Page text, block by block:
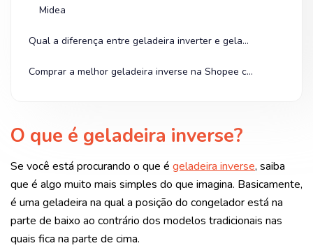
Midea
Qual a diferença entre geladeira inverter e geladeira inverse?
Comprar a melhor geladeira inverse na Shopee compensa mais
O que é geladeira inverse?
Se você está procurando o que é geladeira inverse, saiba
que é algo muito mais simples do que imagina. Basicamente,
é uma geladeira na qual a posição do congelador está na
parte de baixo ao contrário dos modelos tradicionais nas
quais fica na parte de cima.